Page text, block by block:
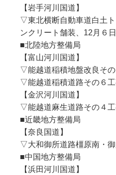
【岩手河川国道】
▽東北横断自動車道白土
ンクリート舗装、12月６
■北陸地方整備局
【富山河川国道】
▽能越道稲積地盤改良そ
▽能越道稲積道路その６
【金沢河川国道】
▽能越道麻生道路その４
■近畿地方整備局
【奈良国道】
▽大和御所道路橿原南・
■中国地方整備局
【浜田河川国道】